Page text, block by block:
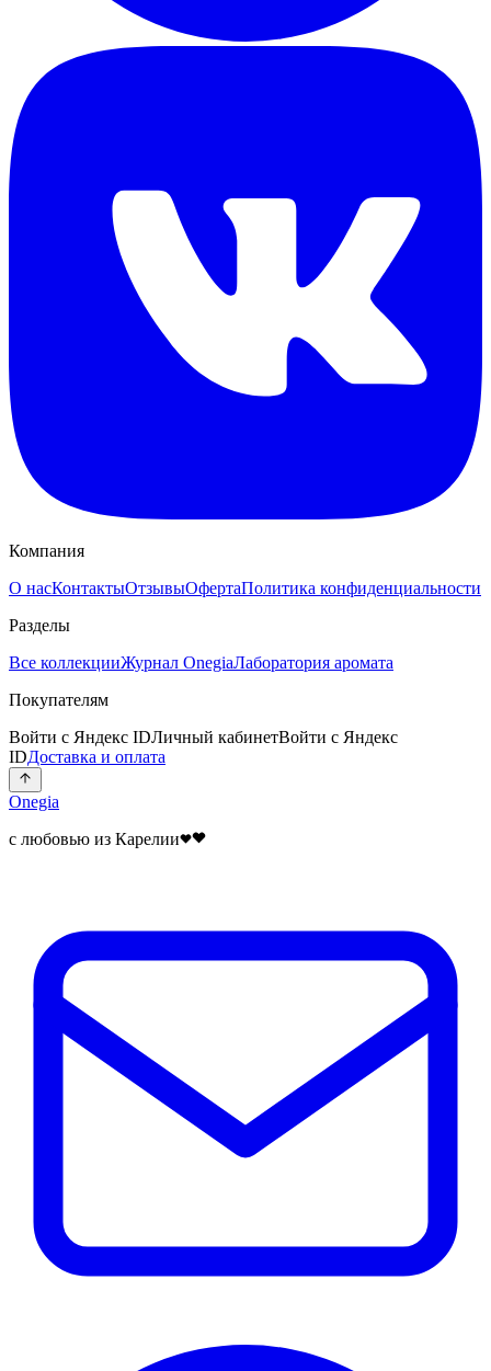
Компания
О насКонтактыОтзывыОфертаПолитика конфиденциальности
Разделы
Все коллекцииЖурнал OnegiaЛаборатория аромата
Покупателям
Войти с Яндекс IDЛичный кабинетВойти с Яндекс
IDДоставка и оплата
Onegia
с любовью из Карелии